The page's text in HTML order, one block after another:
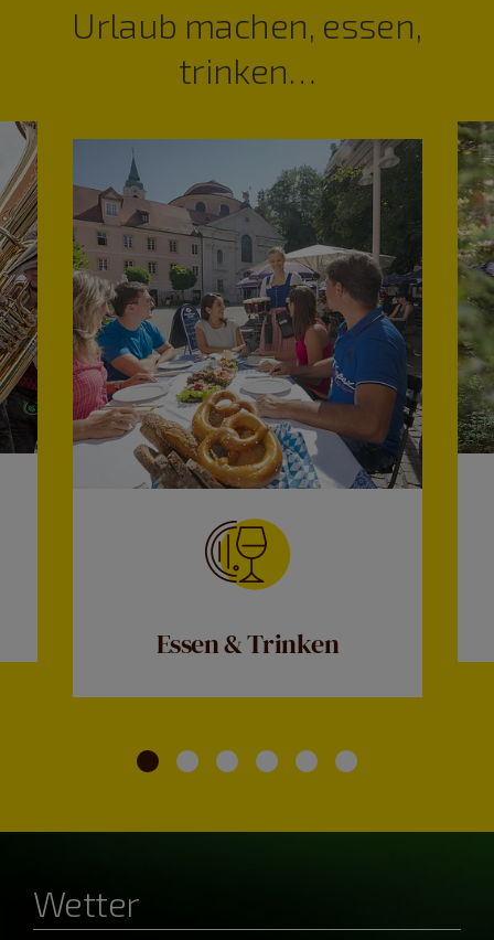
Urlaub machen, essen,
trinken…
Essen & Trinken
Wetter